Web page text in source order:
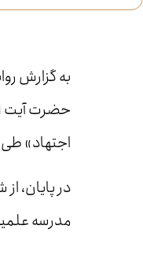
به گزارش
حضرت آیت
اجتهاد» طی
در پایان،
مدرسه علمیه